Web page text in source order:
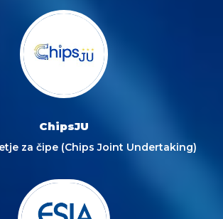
ChipsJU
za čipe (Chips Joint Undertaking)